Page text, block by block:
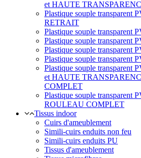
et HAUTE
Plastique souple transparent
RETRAIT
Plastique souple transparent
Plastique souple transparent
Plastique souple transparent
Plastique souple transparent
Plastique souple transparent
et HAUTE
COMPLET
Plastique souple transparent
ROULEAU COMPLET
Tissus indoor
Cuirs d'ameublement
Simili-cuirs enduits non feu
Simili-cuirs enduits PU
Tissus d'ameublement